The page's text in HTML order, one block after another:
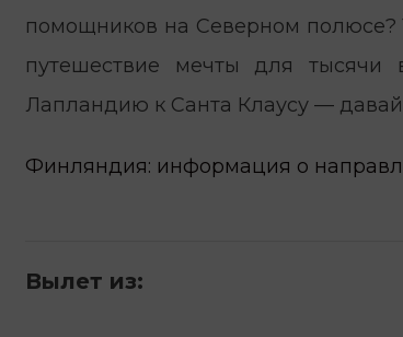
помощников на Северном
путешествие мечты для
Лапландию к Санта Клаусу —
Финляндия: информация о
Вылет из: